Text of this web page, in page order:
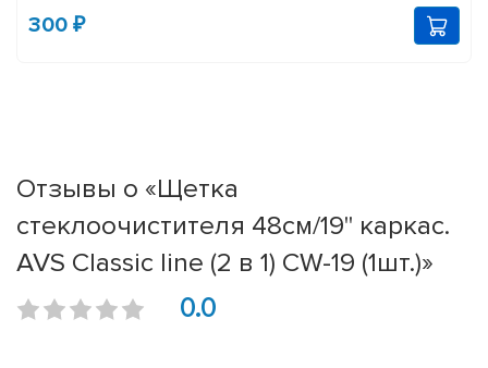
300 ₽
Отзывы о «Щетка
стеклоочистителя 48см/19'' каркас.
AVS Classic line (2 в 1) CW-19 (1шт.)»
0.0